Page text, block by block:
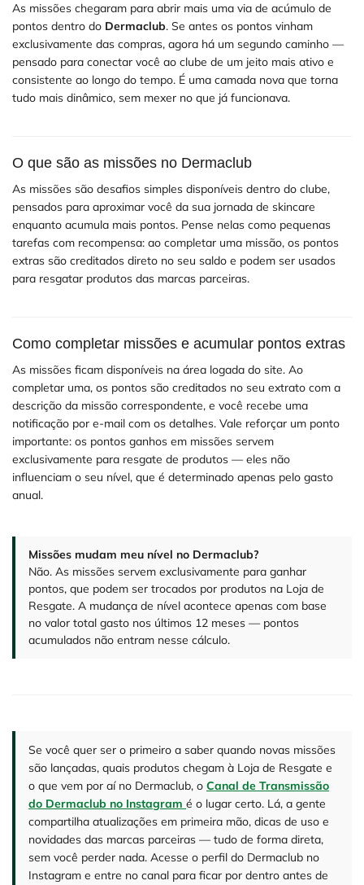
As missões chegaram para abrir mais uma via de acúmulo de
pontos dentro do Dermaclub. Se antes os pontos vinham
exclusivamente das compras, agora há um segundo caminho —
pensado para conectar você ao clube de um jeito mais ativo e
consistente ao longo do tempo. É uma camada nova que torna
tudo mais dinâmico, sem mexer no que já funcionava.
O que são as missões no Dermaclub
As missões são desafios simples disponíveis dentro do clube,
pensados para aproximar você da sua jornada de skincare
enquanto acumula mais pontos. Pense nelas como pequenas
tarefas com recompensa: ao completar uma missão, os pontos
extras são creditados direto no seu saldo e podem ser usados
para resgatar produtos das marcas parceiras.
Como completar missões e acumular pontos extras
As missões ficam disponíveis na área logada do site. Ao
completar uma, os pontos são creditados no seu extrato com a
descrição da missão correspondente, e você recebe uma
notificação por e-mail com os detalhes. Vale reforçar um ponto
importante: os pontos ganhos em missões servem
exclusivamente para resgate de produtos — eles não
influenciam o seu nível, que é determinado apenas pelo gasto
anual.
Missões mudam meu nível no Dermaclub?
Não. As missões servem exclusivamente para ganhar
pontos, que podem ser trocados por produtos na Loja de
Resgate. A mudança de nível acontece apenas com base
no valor total gasto nos últimos 12 meses — pontos
acumulados não entram nesse cálculo.
Se você quer ser o primeiro a saber quando novas missões
são lançadas, quais produtos chegam à Loja de Resgate e
o que vem por aí no Dermaclub, o Canal de Transmissão
do Dermaclub no Instagram é o lugar certo. Lá, a gente
compartilha atualizações em primeira mão, dicas de uso e
novidades das marcas parceiras — tudo de forma direta,
sem você perder nada. Acesse o perfil do Dermaclub no
Instagram e entre no canal para ficar por dentro antes de